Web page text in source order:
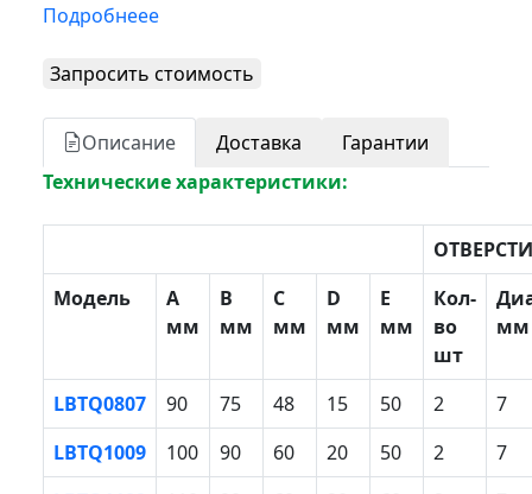
Подробнеее
Запросить стоимость
Описание Доставка
Гарантии
Технические характеристики:
Модель
A
мм
B
мм
С
мм
D
мм
E
мм
Кол-
во
шт
мм
LBTQ0807 90 75 48 15 50 2
7
LBTQ1009
100 90 60 20 50 2
7